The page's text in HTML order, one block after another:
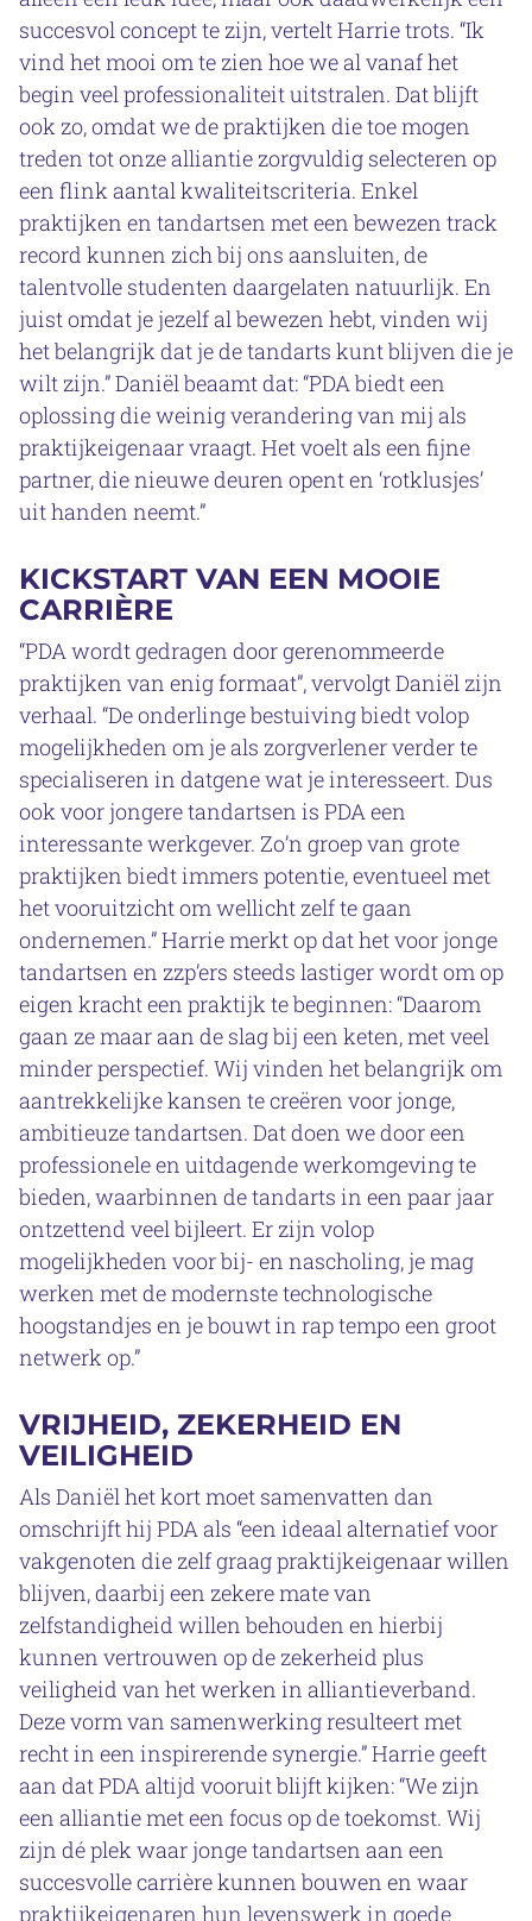
succesvol concept te zijn, vertelt Harrie trots. “Ik
vind het mooi om te zien hoe we al vanaf het
begin veel professionaliteit uitstralen. Dat blijft
ook zo, omdat we de praktijken die toe mogen
treden tot onze alliantie zorgvuldig selecteren op
een flink aantal kwaliteitscriteria. Enkel
praktijken en tandartsen met een bewezen track
record kunnen zich bij ons aansluiten, de
talentvolle studenten daargelaten natuurlijk. En
juist omdat je jezelf al bewezen hebt, vinden wij
het belangrijk dat je de tandarts kunt blijven die je
wilt zijn.” Daniël beaamt dat: “PDA biedt een
oplossing die weinig verandering van mij als
praktijkeigenaar vraagt. Het voelt als een fijne
partner, die nieuwe deuren opent en ‘rotklusjes’
uit handen neemt.”
KICKSTART VAN EEN MOOIE
CARRIÈRE
“PDA wordt gedragen door gerenommeerde
praktijken van enig formaat”, vervolgt Daniël zijn
verhaal. “De onderlinge bestuiving biedt volop
mogelijkheden om je als zorgverlener verder te
specialiseren in datgene wat je interesseert. Dus
ook voor jongere tandartsen is PDA een
interessante werkgever. Zo’n groep van grote
praktijken biedt immers potentie, eventueel met
het vooruitzicht om wellicht zelf te gaan
ondernemen.” Harrie merkt op dat het voor jonge
tandartsen en zzp’ers steeds lastiger wordt om op
eigen kracht een praktijk te beginnen: “Daarom
gaan ze maar aan de slag bij een keten, met veel
minder perspectief. Wij vinden het belangrijk om
aantrekkelijke kansen te creëren voor jonge,
ambitieuze tandartsen. Dat doen we door een
professionele en uitdagende werkomgeving te
bieden, waarbinnen de tandarts in een paar jaar
ontzettend veel bijleert. Er zijn volop
mogelijkheden voor bij- en nascholing, je mag
werken met de modernste technologische
hoogstandjes en je bouwt in rap tempo een groot
netwerk op.”
VRIJHEID, ZEKERHEID EN
VEILIGHEID
Als Daniël het kort moet samenvatten dan
omschrijft hij PDA als “een ideaal alternatief voor
vakgenoten die zelf graag praktijkeigenaar willen
blijven, daarbij een zekere mate van
zelfstandigheid willen behouden en hierbij
kunnen vertrouwen op de zekerheid plus
veiligheid van het werken in alliantieverband.
Deze vorm van samenwerking resulteert met
recht in een inspirerende synergie.” Harrie geeft
aan dat PDA altijd vooruit blijft kijken: “We zijn
een alliantie met een focus op de toekomst. Wij
zijn dé plek waar jonge tandartsen aan een
succesvolle carrière kunnen bouwen en waar
praktijkeigenaren hun levenswerk in goede